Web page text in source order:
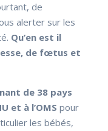
de
alerter sur les
Qu’en est il
de fœtus et
de 38 pays
et à l’OMS pour
les bébés,